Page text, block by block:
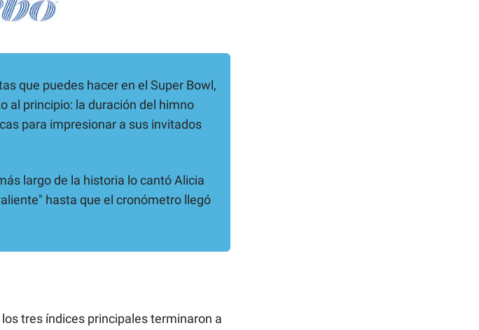
que puedes hacer en el Super Bowl,
al principio: la duración del himno
para impresionar a sus invitados
largo de la historia lo cantó Alicia
hasta que el cronómetro llegó
tres índices principales terminaron a